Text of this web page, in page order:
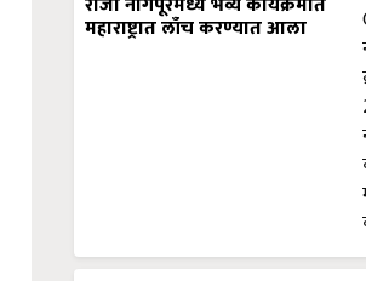
महाराष्ट्रात लाँच करण्यात आला